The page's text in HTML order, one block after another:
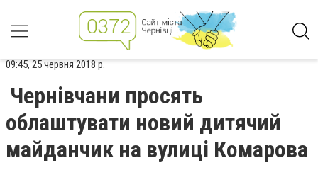
09:45, 25 червня 2018 р.
Чернівчани просять
облаштувати новий дитячий
майданчик на вулиці Комарова